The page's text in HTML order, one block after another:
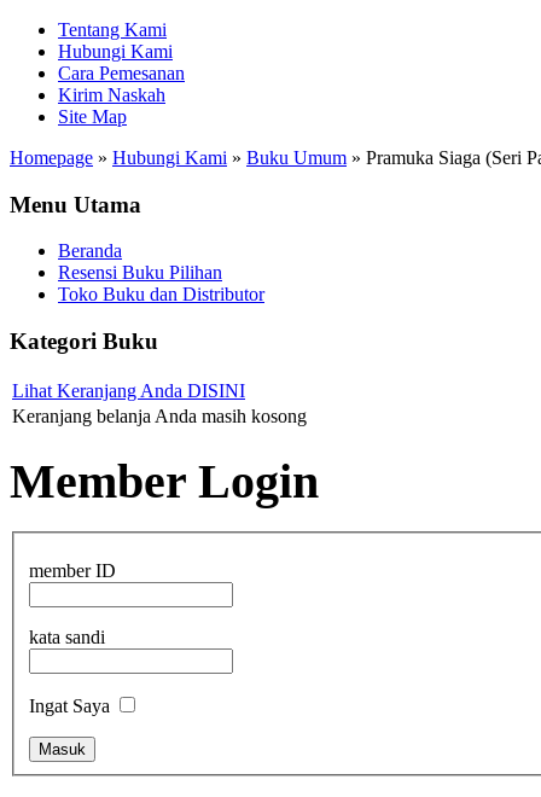
Tentang Kami
Hubungi Kami
Cara Pemesanan
Kirim Naskah
Site Map
Homepage » Hubungi Kami » Buku Umum » Pramuka Siaga (Seri
Menu Utama
Beranda
Resensi Buku Pilihan
Toko Buku dan Distributor
Kategori Buku
Lihat Keranjang Anda DISINI
Keranjang belanja Anda masih kosong
Member Login
member ID
kata sandi
Ingat Saya